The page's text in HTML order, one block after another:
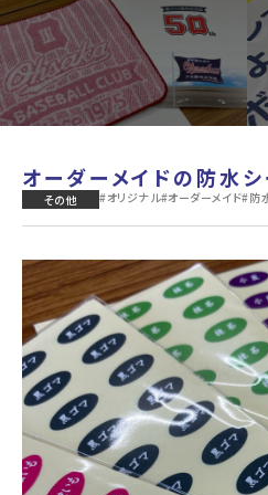
周年オリジナルミニハンカチ＆記念
その他
#オリジナル #オーダーメイド #ノベルティ
レ
ポ
#
オーダーメイドの防水シ
その他 #オリジナル#オーダーメイド#防